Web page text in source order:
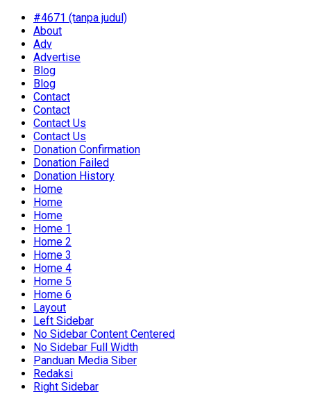
#4671 (tanpa judul)
About
Adv
Advertise
Blog
Blog
Contact
Contact
Contact Us
Contact Us
Donation Confirmation
Donation Failed
Donation History
Home
Home
Home
Home 1
Home 2
Home 3
Home 4
Home 5
Home 6
Layout
Left Sidebar
No Sidebar Content Centered
No Sidebar Full Width
Panduan Media Siber
Redaksi
Right Sidebar